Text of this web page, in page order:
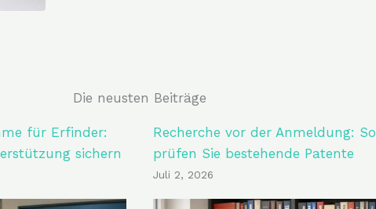
Die neusten Beiträge
für Erfinder:
sichern
Recherche vor der Anmeldung: So
prüfen Sie bestehende Patente
Juli 2, 2026